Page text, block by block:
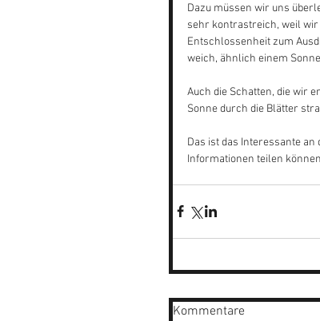
Dazu müssen wir uns
sehr kontrastreich, weil wir
Entschlossenheit zum
weich, ähnlich einem
Auch die Schatten, die wir
Sonne durch die Blätter
Das ist das Interessante
Informationen teilen
Kommentare